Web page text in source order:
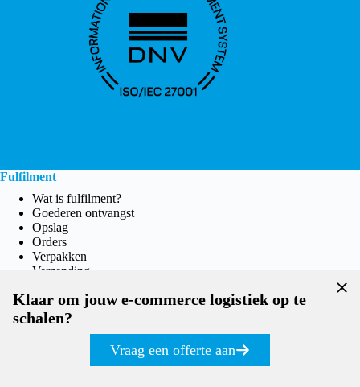
Fulfilment
Wat is fulfilment?
Goederen ontvangst
Opslag
Orders
Verpakken
Verzending
MontaPortal
Prijzen Fulfilment
Wat is MontaWMS?
Klaar om jouw e-commerce logistiek op te
schalen?
Vraag een offerte aan